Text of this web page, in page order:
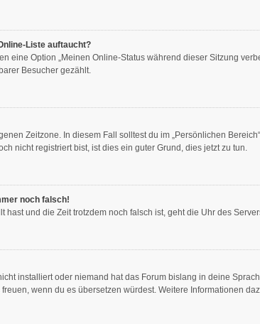
Liste auftaucht?
eine Option „Meinen Online-Status während dieser Sitzung
Besucher gezählt.
Zeitzone. In diesem Fall solltest du im „Persönlichen
nicht registriert bist, ist dies ein guter Grund, dies jetzt zu tun.
noch falsch!
und die Zeit trotzdem noch falsch ist, geht die Uhr des
installiert oder niemand hat das Forum bislang in deine
wenn du es übersetzen würdest. Weitere Informationen